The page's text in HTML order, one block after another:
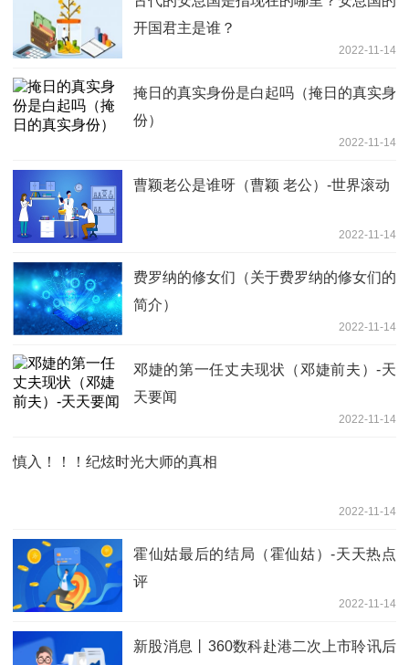
开国君主是谁？
2022-11-14
掩日的真实身份是白起吗（掩日的真实身
份）
2022-11-14
曹颖老公是谁呀（曹颖 老公）-世界滚动
2022-11-14
费罗纳的修女们（关于费罗纳的修女们的
简介）
2022-11-14
邓婕的第一任丈夫现状（邓婕前夫）-天
天要闻
2022-11-14
慎入！！！纪炫时光大师的真相
2022-11-14
霍仙姑最后的结局（霍仙姑）-天天热点
评
2022-11-14
新股消息丨360数科赴港二次上市聆讯后